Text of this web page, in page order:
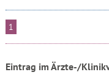
1
Eintrag im Ärzte-/